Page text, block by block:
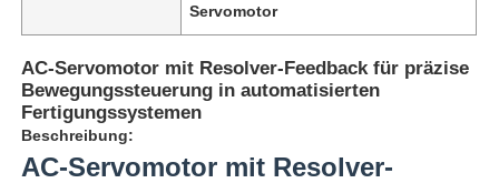
Servomotor
AC-Servomotor mit Resolver-Feedback für präzise
Bewegungssteuerung in automatisierten
Fertigungssystemen
Beschreibung:
AC-Servomotor mit Resolver-